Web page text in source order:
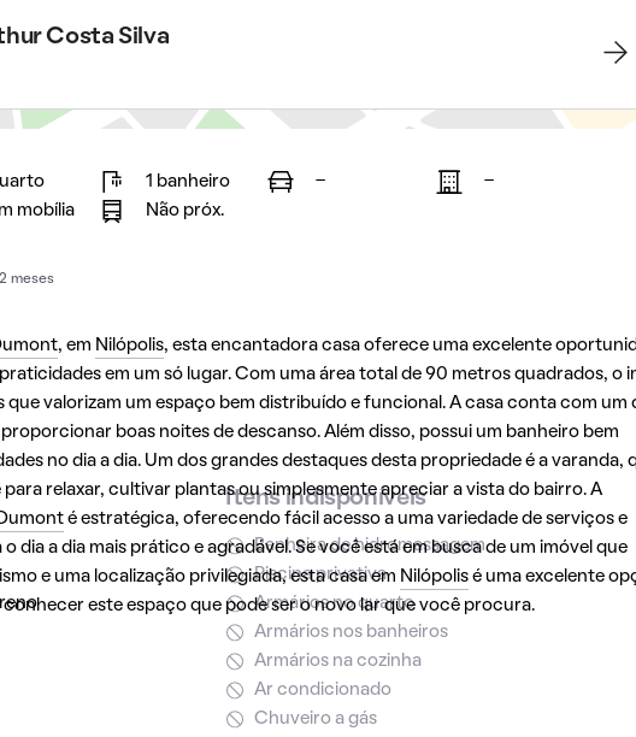
Costa Silva
1 banheiro -
-
mobília Não próx.
meses
, em Nilópolis, esta encantadora casa oferece uma excelente
em um só lugar. Com uma área total de 90 metros quadrados, o
que valorizam um espaço bem distribuído e funcional. A casa conta com um
boas noites de descanso. Além disso, possui um banheiro bem
no dia a dia. Um dos grandes destaques desta propriedade é a varanda,
relaxar, cultivar plantas ou simplesmente apreciar a vista do bairro. A
é estratégica, oferecendo fácil acesso a uma variedade de serviços e
dia a dia mais prático e agradável. Se você está em busca de um imóvel que
e uma localização privilegiada, esta casa em Nilópolisé uma excelente
este espaço que pode ser o novo lar que você procura.
Itens indisponíveis
Banheira de hidromassagem
Piscina privativa
Armários no quarto
Armários nos banheiros
Armários na cozinha
Ar condicionado
Chuveiro a gás